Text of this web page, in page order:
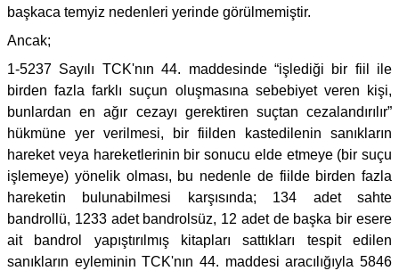
başkaca temyiz nedenleri yerinde görülmemiştir.
Ancak;
1-5237 Sayılı TCK'nın 44. maddesinde “işlediği bir fiil ile
birden fazla farklı suçun oluşmasına sebebiyet veren kişi,
bunlardan en ağır cezayı gerektiren suçtan cezalandırılır”
hükmüne yer verilmesi, bir fiilden kastedilenin sanıkların
hareket veya hareketlerinin bir sonucu elde etmeye (bir suçu
işlemeye) yönelik olması, bu nedenle de fiilde birden fazla
hareketin bulunabilmesi karşısında; 134 adet sahte
bandrollü, 1233 adet bandrolsüz, 12 adet de başka bir esere
ait bandrol yapıştırılmış kitapları sattıkları tespit edilen
sanıkların eyleminin TCK'nın 44. maddesi aracılığıyla 5846